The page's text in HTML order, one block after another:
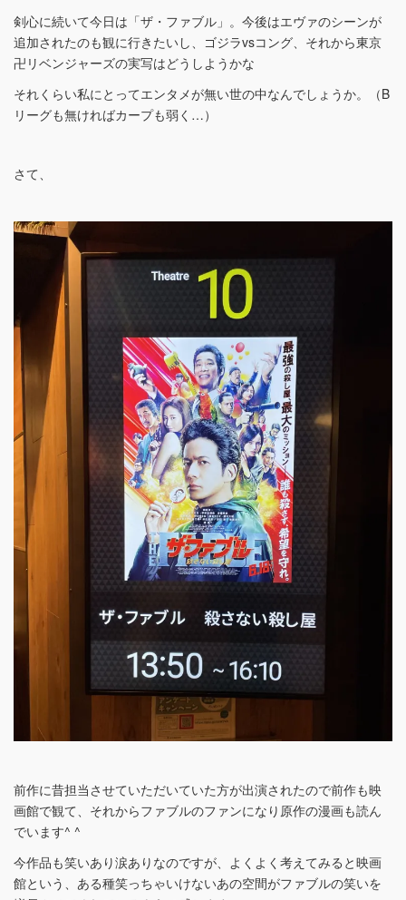
剣心に続いて今日は「ザ・ファブル」。今後はエヴァのシーンが
追加されたのも観に行きたいし、ゴジラvsコング、それから東京
卍リベンジャーズの実写はどうしようかな
それくらい私にとってエンタメが無い世の中なんでしょうか。（B
リーグも無ければカープも弱く…）
さて、
前作に昔担当させていただいていた方が出演されたので前作も映
画館で観て、それからファブルのファンになり原作の漫画も読ん
でいます^ ^
今作品も笑いあり涙ありなのですが、よくよく考えてみると映画
館という、ある種笑っちゃいけないあの空間がファブルの笑いを